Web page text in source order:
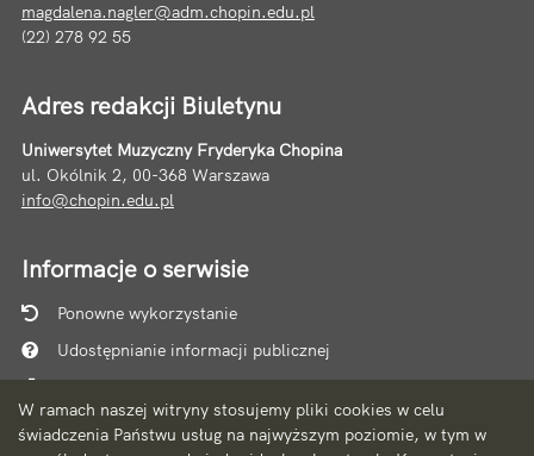
W ramach naszej witryny stosujemy pliki cookies w celu
świadczenia Państwu usług na najwyższym poziomie, w tym w
magdalena.nagler@adm.chopin.edu.pl
(22) 278 92 55
Adres redakcji Biuletynu
Uniwersytet Muzyczny Fryderyka Chopina
ul. Okólnik 2, 00-368 Warszawa
info@chopin.edu.pl
Informacje o serwisie
Ponowne wykorzystanie
Udostępnianie informacji publicznej
Mapa serwisu
Instrukcja obsługi